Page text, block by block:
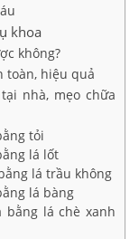
khoa
không?
toàn, hiệu quả
nhà, mẹo chữa
tỏi
lá lốt
lá trầu không
lá bàng
bằng lá chè xanh